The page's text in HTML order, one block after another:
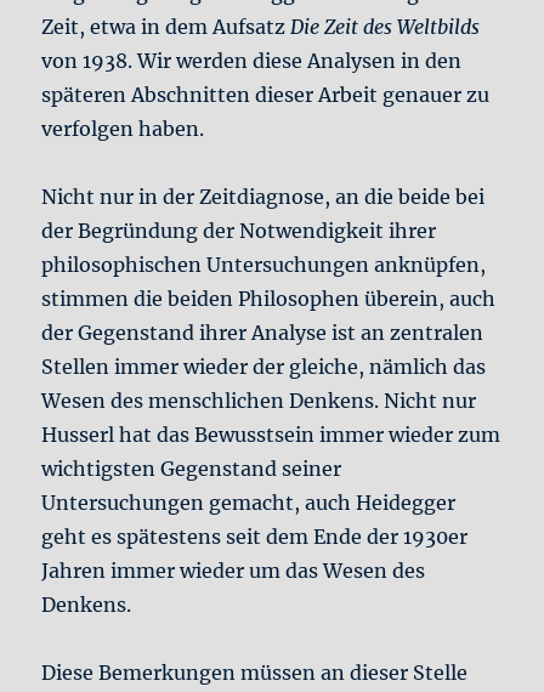
Zeit, etwa in dem Aufsatz Die Zeit des Weltbilds
von 1938. Wir werden diese Analysen in den
späteren Abschnitten dieser Arbeit genauer zu
verfolgen haben.
Nicht nur in der Zeitdiagnose, an die beide bei
der Begründung der Notwendigkeit ihrer
philosophischen Untersuchungen anknüpfen,
stimmen die beiden Philosophen überein, auch
der Gegenstand ihrer Analyse ist an zentralen
Stellen immer wieder der gleiche, nämlich das
Wesen des menschlichen Denkens. Nicht nur
Husserl hat das Bewusstsein immer wieder zum
wichtigsten Gegenstand seiner
Untersuchungen gemacht, auch Heidegger
geht es spätestens seit dem Ende der 1930er
Jahren immer wieder um das Wesen des
Denkens.
Diese Bemerkungen müssen an dieser Stelle